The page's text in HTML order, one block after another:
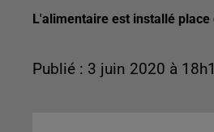
L'alimentaire est installé
Publié : 3 juin 2020 à